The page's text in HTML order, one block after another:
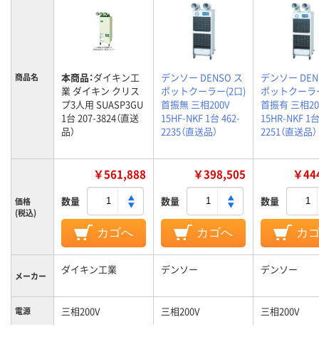
商品名 本商品：ダイキン工
業 ダイキン クリス
プ3人用 SUASP3GU
1台 207-3824（直送
品）
デンソー DENSO ス
ポットクーラー(2口)
首振無 三相200V
15HF-NKF 1台 462-
2235（直送品）
デンソー
ポットクーラ
首振有 三相
15HR-NKF 1
2251（直送品）
価格
(税込)
￥561,888
数量
カゴへ
￥398,505
数量
カゴへ
￥
数量
カ
メーカー ダイキン工業 デンソー デンソー
電源 三相200V 三相200V 三相200V